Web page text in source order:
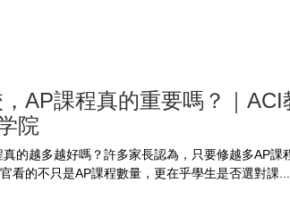
AP課程真的重要嗎？｜ACI
院
的越多越好嗎？許多家長認為，只要修越多AP課
看的不只是AP課程數量，更在乎學生是否選對課...